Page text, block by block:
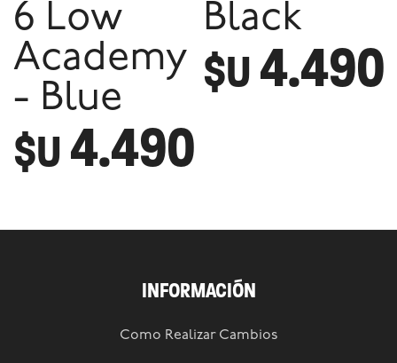
6 Low
Academy
- Blue
$U4.490
Black
$U4.490
INFORMACIÓN
Como Realizar Cambios